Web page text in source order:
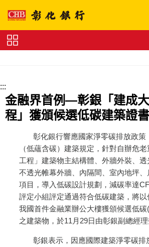
證
標
準
理
財
:::
金融界首例—彰銀「建成
程」獲頒候選低碳建築證書
彰化銀行響應國家淨零碳排放政策
（低蘊含碳）建築規定，針對自辦危
工程」建築物主結構體、外牆外裝、透
不透光帷幕外牆、內隔間、室內地坪
項目，導入低碳設計規劃，減碳率達
評定小組評定通過符合低碳建築，將
我國首件金融業辦公大樓獲頒候選低
之建築物，於11月29日由彰銀副總經
彰銀表示，因應國際建築淨零碳排